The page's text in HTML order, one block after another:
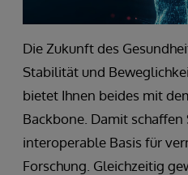
Die Zukunft des
Stabilität und
bietet Ihnen beides mit
Backbone. Damit
interoperable Basis für
Forschung. Gleichzeitig